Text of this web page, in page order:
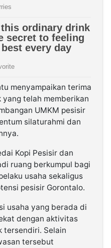
menyampaikan terima
yang telah memberikan
UMKM pesisir
silaturahmi dan
Kopi Pesisir dan
ruang berkumpul bagi
usaha sekaligus
pesisir Gorontalo.
usaha yang berada di
dengan aktivitas
tersendiri. Selain
tersebut